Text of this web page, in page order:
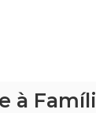
P à